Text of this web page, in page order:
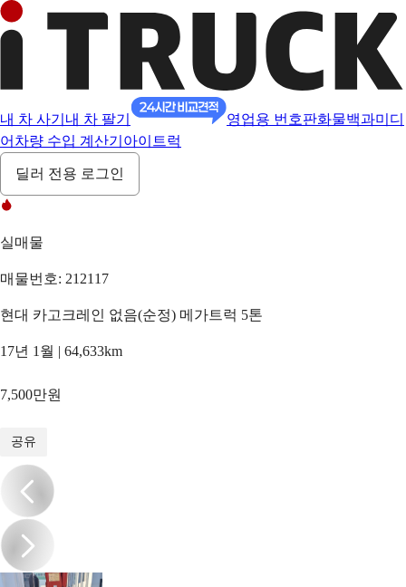
내 차 사기 내 차 팔기 영업용 번호판화물백과미디
어 차량 수입 계산기 아이트럭
딜러 전용 로그인
실매물
매물번호: 212117
현대 카고크레인 없음(순정) 메가트럭 5톤
17년 1월 | 64,633km
7,500만원
공유
/18